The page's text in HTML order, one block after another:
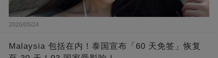
2026/05/24
Malaysia 包括在内！泰国宣布「60 天免签」恢复